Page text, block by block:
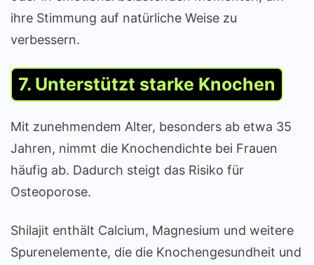
ihre Stimmung auf natürliche Weise zu
verbessern.
7. Unterstützt starke Knochen
Mit zunehmendem Alter, besonders ab etwa 35
Jahren, nimmt die Knochendichte bei Frauen
häufig ab. Dadurch steigt das Risiko für
Osteoporose.
Shilajit enthält Calcium, Magnesium und weitere
Spurenelemente, die die Knochengesundheit und